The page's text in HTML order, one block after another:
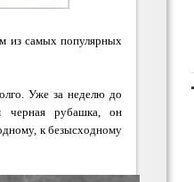
из самых популярных
Уже за неделю до
черная рубашка, он
к безысходному